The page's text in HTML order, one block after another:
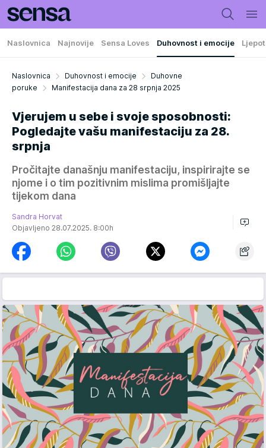
Naslovnica Najnovije Sensa Loves Duhovnost i emocije
Naslovnica Duhovnost i emocije
Duhovne
poruke
Manifestacija dana za 28 srpnja 2025
Vjerujem u sebe i svoje sposobnosti:
Pogledajte vašu manifestaciju za 28.
srpnja
Pročitajte današnju manifestaciju, inspirirajte se
njome i o tim pozitivnim mislima promišljajte
tijekom dana
Sandra Horvat
Objavljeno 28.07.2025. 8:00h